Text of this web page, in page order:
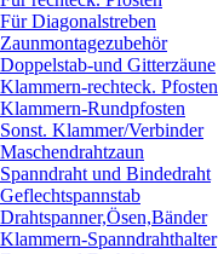
Für Diagonalstreben
Zaunmontagezubehör
Doppelstab-und Gitterzäune
Klammern-rechteck. Pfosten
Klammern-Rundpfosten
Sonst. Klammer/Verbinder
Maschendrahtzaun
Spanndraht und Bindedraht
Geflechtspannstab
Drahtspanner,Ösen,Bänder
Klammern-Spanndrahthalter